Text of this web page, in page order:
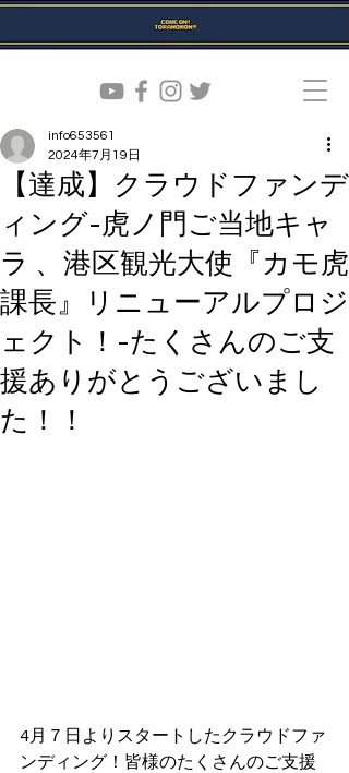
【達成】クラウドファンデ
ィング-虎ノ門ご当地キャ
ラ 、港区観光大使『カモ虎
課長』リニューアルプロジ
ェクト！-たくさんのご支
援ありがとうございまし
た！！
info653561
2024年7月19日
4月７日よりスタートしたクラウドファ
ンディング！皆様のたくさんのご支援